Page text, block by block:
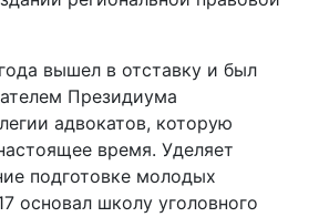
вышел в отставку и был
Президиума
адвокатов, которую
время. Уделяет
подготовке молодых
основал школу уголовного